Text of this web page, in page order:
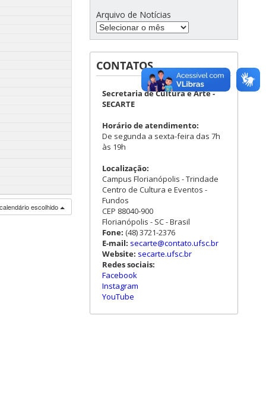
escolhido
Arquivo de Notícias
CONTATOS
Secretaria de Cultura e Arte -
SECARTE
Horário de atendimento:
De segunda a sexta-feira das 7h
às 19h
Localização:
Campus Florianópolis - Trindade
Centro de Cultura e Eventos -
Fundos
CEP 88040-900
Florianópolis - SC - Brasil
Fone: (48) 3721-2376
E-mail: secarte@contato.ufsc.br
Website: secarte.ufsc.br
Redes sociais:
Facebook
Instagram
YouTube